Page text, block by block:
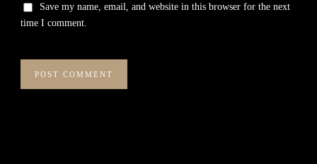
Save my name, email, and website in this browser for the next
time I comment.